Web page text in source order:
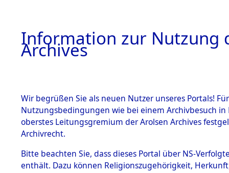
BESTÄNDE
Information zur Nutzung
Archives
Wir begrüßen Sie als neuen Nutzer unseres Portals!
Nutzungsbedingungen wie bei einem Archivbesuch
oberstes Leitungsgremium der Arolsen Archives
Archivrecht.
Bitte beachten Sie, dass dieses Portal über NS-
enthält. Dazu können Religionszugehörigkeit,